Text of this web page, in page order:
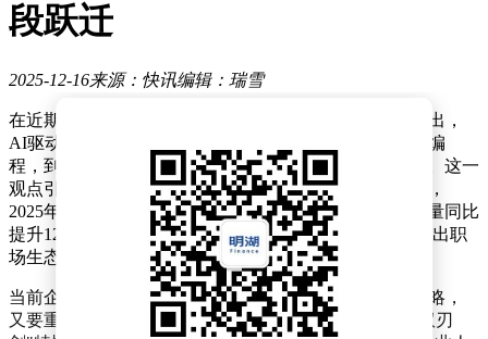
段跃迁
2025-12-16来源：快讯编辑：瑞雪
在近期一场行业交流活动中，脉脉创始人兼CEO林凡提出，
AI驱动的组织形态将经历三阶段变革：从全员参与基础编
程，到广泛承担管理职责，最终实现个体主导企业运营。这一
观点引发业界对AI时代人才战略的深度思考。数据显示，
2025年招聘市场呈现显著复苏态势，新经济领域岗位增量同比
提升12%，同时主动离职率较前年增长5个百分点，折射出职
场生态的剧烈变化。
当前企业组织正面临双重挑战：既要适应AI原生业务战略，
又要重构传统管理指标体系。林凡指出，AI技术呈现"双刃